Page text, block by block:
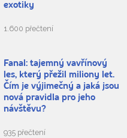
exotiky
1.600 přečtení
Fanal: tajemný vavřínový
les, který přežil miliony let.
Čím je výjimečný a jaká jsou
nová pravidla pro jeho
návštěvu?
935 přečtení